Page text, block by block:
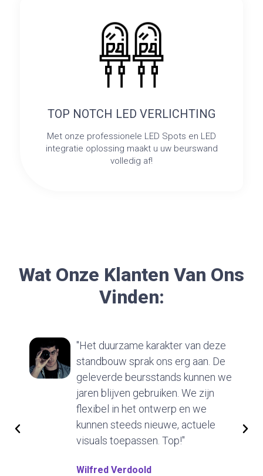
TOP NOTCH LED VERLICHTING
Met onze professionele LED Spots en LED
integratie oplossing maakt u uw beurswand
volledig af!
Wat Onze Klanten Van Ons
Vinden:
"Het duurzame karakter van deze
standbouw sprak ons erg aan. De
geleverde beursstands kunnen we
jaren blijven gebruiken. We zijn
flexibel in het ontwerp en we
kunnen steeds nieuwe, actuele
visuals toepassen. Top!"
Wilfred Verdoold